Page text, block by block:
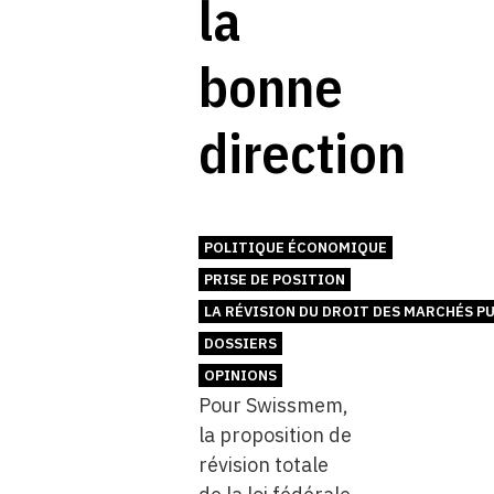
la
bonne
direction
POLITIQUE ÉCONOMIQUE
PRISE DE POSITION
LA RÉVISION DU DROIT DES MARCHÉS
DOSSIERS
OPINIONS
Pour Swissmem,
la proposition de
révision totale